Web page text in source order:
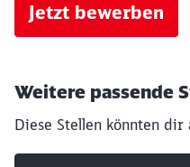
Jetzt bewerben
Weitere passende
Diese Stellen könnten dir